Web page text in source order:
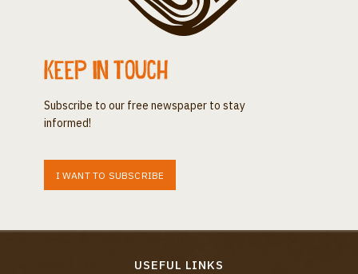
Keep in touch
Subscribe to our free newspaper to stay
informed!
I WANT TO SUBSCRIBE
USEFUL LINKS